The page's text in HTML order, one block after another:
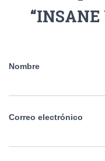
“INSANE
Nombre
Correo electrónico